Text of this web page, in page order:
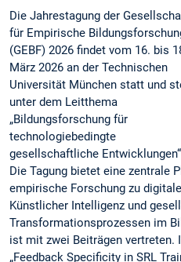
Die Jahrestagung der
für Empirische
(GEBF) 2026 findet vom 16. bis
März 2026 an der Technischen
Universität München statt und
unter dem Leitthema
„Bildungsforschung für
technologiebedingte
gesellschaftliche
Die Tagung bietet eine zentrale
empirische Forschung zu
Künstlicher Intelligenz und
Transformationsprozessen im
ist mit zwei Beiträgen vertreten.
„Feedback Specificity in SRL